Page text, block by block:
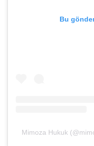
Bu
Mimoza Hukuk